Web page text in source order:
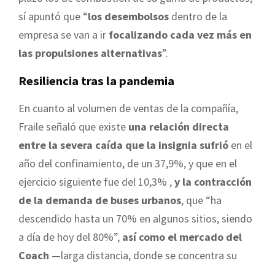
sí apuntó que “los desembolsos dentro de la
empresa se van a ir focalizando cada vez más en
las propulsiones alternativas”.
Resiliencia tras la pandemia
En cuanto al volumen de ventas de la compañía,
Fraile señaló que existe una relación directa
entre la severa caída que la insignia sufrió en el
año del confinamiento, de un 37,9%, y que en el
ejercicio siguiente fue del 10,3% ,y la contracción
de la demanda de buses urbanos, que “ha
descendido hasta un 70% en algunos sitios, siendo
a día de hoy del 80%”, así como el mercado del
Coach —larga distancia, donde se concentra su